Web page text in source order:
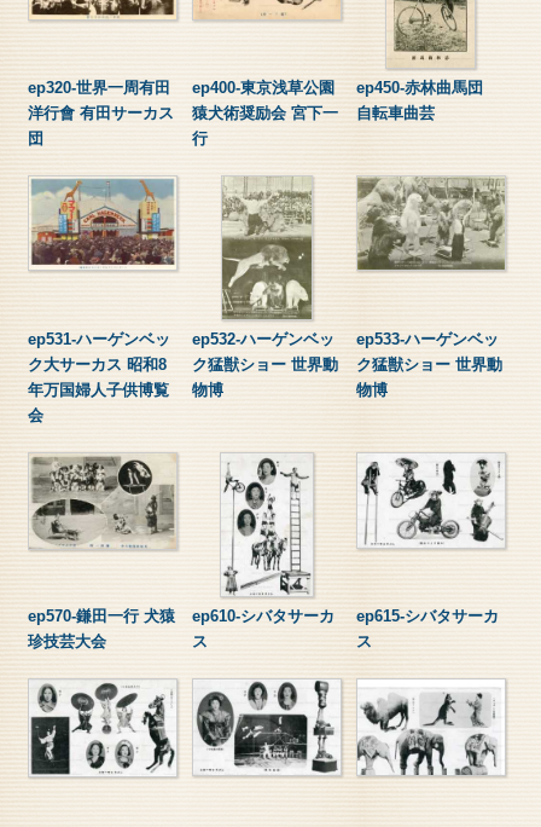
ep320-世界一周有田
洋行會 有田サーカス
団
ep400-東京浅草公園
猿犬術奨励会 宮下一
行
ep450-赤林曲馬団
自転車曲芸
ep531-ハーゲンベッ
ク大サーカス 昭和8
年万国婦人子供博覧
会
ep532-ハーゲンベッ
ク猛獣ショー 世界動
物博
ep533-ハーゲンベッ
ク猛獣ショー 世界動
物博
ep570-鎌田一行 犬猿
珍技芸大会
ep610-シバタサーカ
ス
ep615-シバタサーカ
ス